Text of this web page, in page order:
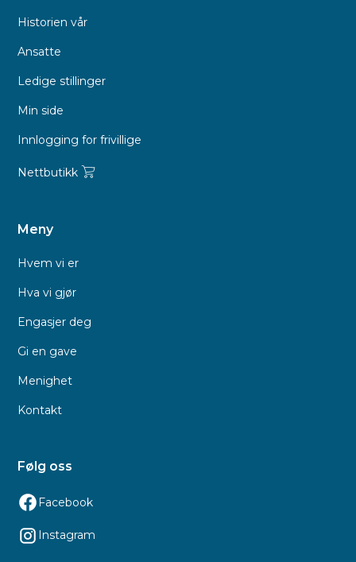
Historien vår
Ansatte
Ledige stillinger
Min side
Innlogging for frivillige
Nettbutikk
Meny
Hvem vi er
Hva vi gjør
Engasjer deg
Gi en gave
Menighet
Kontakt
Følg oss
Facebook
Instagram